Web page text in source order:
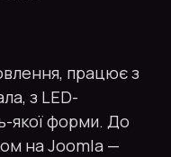
працює з
з LED-
якої форми. До
на Joomla —